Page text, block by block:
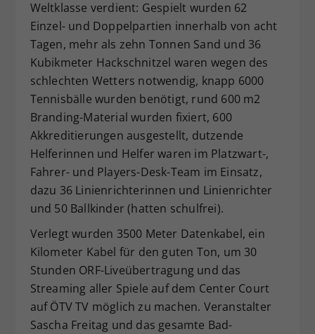
Weltklasse verdient: Gespielt wurden 62
Einzel- und Doppelpartien innerhalb von acht
Tagen, mehr als zehn Tonnen Sand und 36
Kubikmeter Hackschnitzel waren wegen des
schlechten Wetters notwendig, knapp 6000
Tennisbälle wurden benötigt, rund 600 m2
Branding-Material wurden fixiert, 600
Akkreditierungen ausgestellt, dutzende
Helferinnen und Helfer waren im Platzwart-,
Fahrer- und Players-Desk-Team im Einsatz,
dazu 36 Linienrichterinnen und Linienrichter
und 50 Ballkinder (hatten schulfrei).
Verlegt wurden 3500 Meter Datenkabel, ein
Kilometer Kabel für den guten Ton, um 30
Stunden ORF-Liveübertragung und das
Streaming aller Spiele auf dem Center Court
auf ÖTV TV möglich zu machen. Veranstalter
Sascha Freitag und das gesamte Bad-